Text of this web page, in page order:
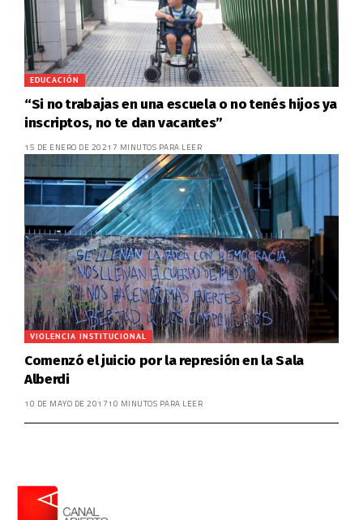
EDUCACIÓN
“Si no trabajas en una escuela o no tenés hijos ya
inscriptos, no te dan vacantes”
15 DE ENERO DE 2021 7 MINUTOS PARA LEER
VIOLENCIA INSTITUCIONAL
Comenzó el juicio por la represión en la Sala
Alberdi
10 DE MAYO DE 201710 MINUTOS PARA LEER